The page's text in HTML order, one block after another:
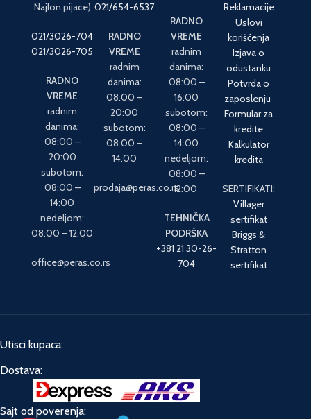
Najlon pijace)
021/3026-704
021/3026-705
RADNO
VREME
radnim
danima:
08:00 –
20:00
subotom:
08:00 –
14:00
nedeljom:
08:00 – 12:00
office@peras.co.rs
021/654-6537
RADNO
VREME
radnim
danima:
08:00 –
20:00
subotom:
08:00 –
14:00
prodaja@peras.co.rs
RADNO
VREME
radnim
danima:
08:00 –
16:00
subotom:
08:00 –
14:00
nedeljom:
08:00 –
12:00
TEHNIČKA
PODRŠKA
+381 21 30-26-
704
Reklamacije
Uslovi
korišćenja
Izjava o
odustanku
Potvrda o
zaposlenju
Formular za
kredite
Kalkulator
kredita
SERTIFIKATI:
Villager
sertifikat
Briggs &
Stratton
sertifikat
Utisci kupaca:
Dostava:
Sajt od poverenja: